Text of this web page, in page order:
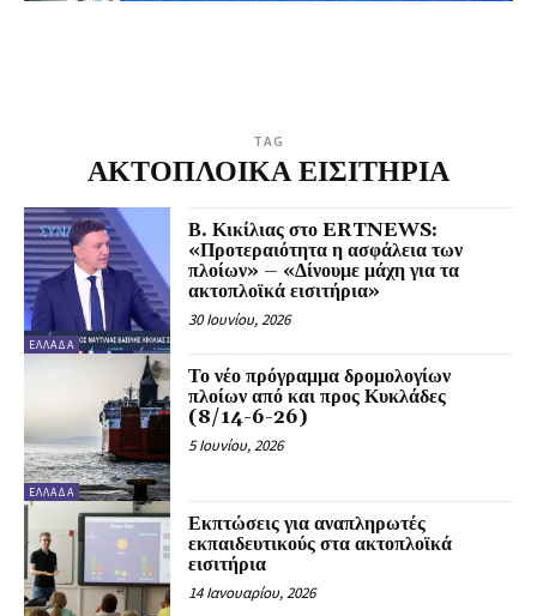
TAG
ΑΚΤΟΠΛΟΙΚΑ ΕΙΣΙΤΗΡΙΑ
ΕΛΛΆΔΑ
Β. Κικίλιας στο ERTNEWS:
«Προτεραιότητα η ασφάλεια των
πλοίων» – «Δίνουμε μάχη για τα
ακτοπλοϊκά εισιτήρια»
30 Ιουνίου, 2026
ΕΛΛΆΔΑ
Το νέο πρόγραμμα δρομολογίων
πλοίων από και προς Κυκλάδες
(8/14-6-26)
5 Ιουνίου, 2026
Εκπτώσεις για αναπληρωτές
εκπαιδευτικούς στα ακτοπλοϊκά
εισιτήρια
14 Ιανουαρίου, 2026